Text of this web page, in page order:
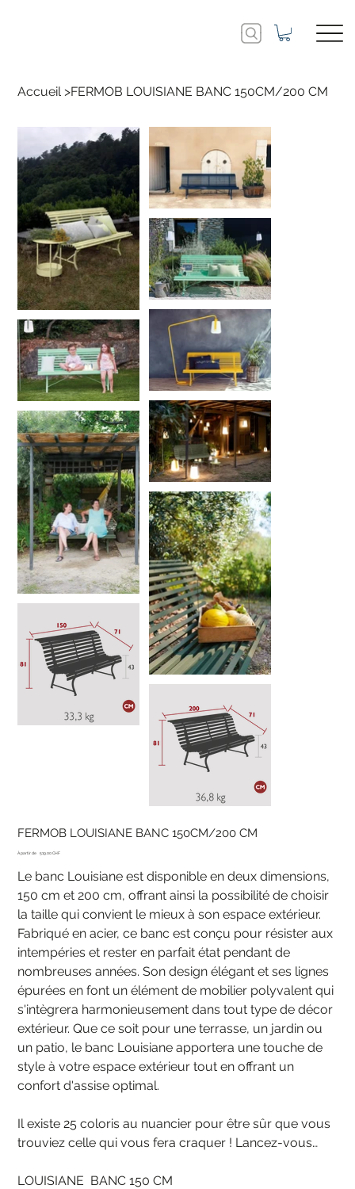
Accueil >FERMOB LOUISIANE BANC 150CM/200 CM
FERMOB LOUISIANE BANC 150CM/200 CM
À partir de Prix
519.00 CHF
Le banc Louisiane est disponible en deux dimensions,
150 cm et 200 cm, offrant ainsi la possibilité de choisir
la taille qui convient le mieux à son espace extérieur.
Fabriqué en acier, ce banc est conçu pour résister aux
intempéries et rester en parfait état pendant de
nombreuses années. Son design élégant et ses lignes
épurées en font un élément de mobilier polyvalent qui
s'intègrera harmonieusement dans tout type de décor
extérieur. Que ce soit pour une terrasse, un jardin ou
un patio, le banc Louisiane apportera une touche de
style à votre espace extérieur tout en offrant un
confort d'assise optimal.
Il existe 25 coloris au nuancier pour être sûr que vous
trouviez celle qui vous fera craquer ! Lancez-vous…
LOUISIANE BANC 150 CM